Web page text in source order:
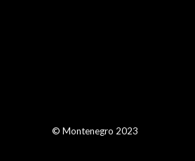
© Montenegro 2023